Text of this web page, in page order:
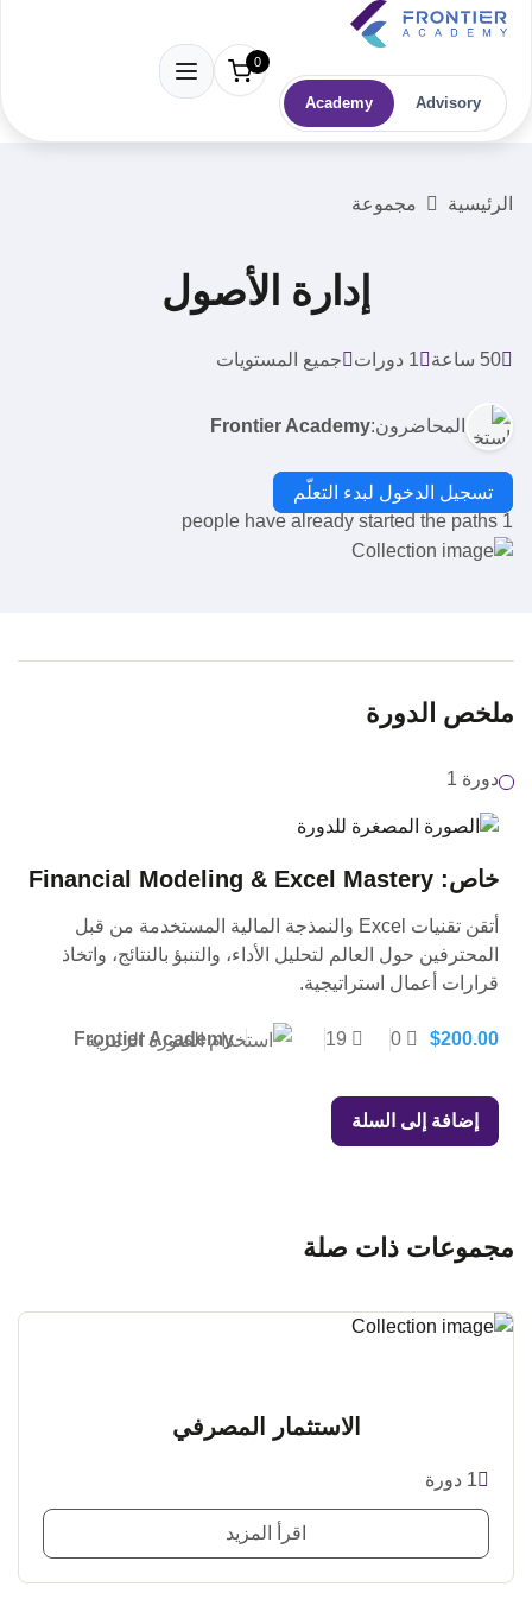
Advisory
Academy
0
الرئيسية مجموعة
إدارة الأصول
50 ساعة 1 دورات جميع المستويات
المحاضرون:Frontier Academy
تسجيل الدخول لبدء التعلّم
1 people have already started the paths
ملخص الدورة
دورة 1
خاص: Financial Modeling & Excel Mastery
أتقن تقنيات Excel والنمذجة المالية المستخدمة من قبل
المحترفين حول العالم لتحليل الأداء، والتنبؤ بالنتائج، واتخاذ
قرارات أعمال استراتيجية.
Frontier Academy 19 0 $200.00
إضافة إلى السلة
مجموعات ذات صلة
الاستثمار المصرفي
1 دورة
اقرأ المزيد